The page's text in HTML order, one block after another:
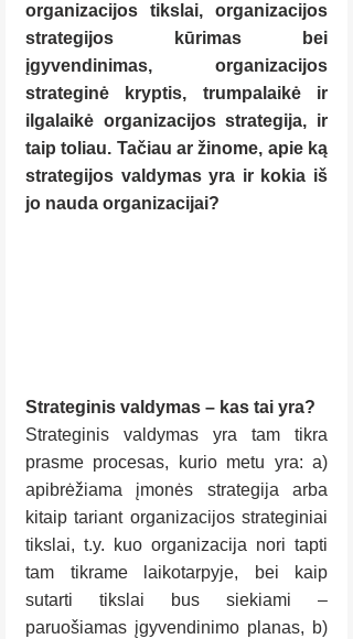
organizacijos tikslai, organizacijos
strategijos kūrimas bei
įgyvendinimas, organizacijos
strateginė kryptis, trumpalaikė ir
ilgalaikė organizacijos strategija, ir
taip toliau. Tačiau ar žinome, apie ką
strategijos valdymas yra ir kokia iš
jo nauda organizacijai?
Strateginis valdymas – kas tai yra?
Strateginis valdymas yra tam tikra
prasme procesas, kurio metu yra: a)
apibrėžiama įmonės strategija arba
kitaip tariant organizacijos strateginiai
tikslai, t.y. kuo organizacija nori tapti
tam tikrame laikotarpyje, bei kaip
sutarti tikslai bus siekiami –
paruošiamas įgyvendinimo planas, b)